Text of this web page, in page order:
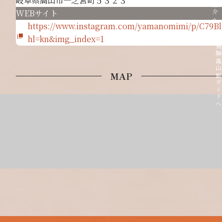
WEBサイト
https://www.instagram.com/yamanomimi/p/
hl=kn&img_index=1
MAP 飛騨高山